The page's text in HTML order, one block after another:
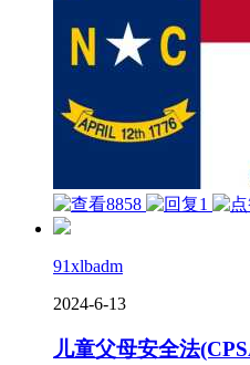
8858 1
91xlbadm
2024-6-13
儿童父母安全法